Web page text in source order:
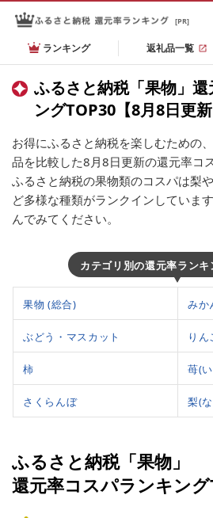
[PR]
ランキング 返礼品一覧
ふるさと納税「果物」
ングTOP30【8月8日更新
お得にふるさと納税を楽しむための
品を比較した8月8日更新の還元率コ
ふるさと納税の果物類のコスパは梨
ど多様な種類がランクインしていま
んでみてください。
カテゴリ別の還元率ラン
果物 (総合) みか
ぶどう・マスカット りん
柿 苺(
さくらんぼ 梨(
ふるさと納税「果物」
還元率コスパランキン